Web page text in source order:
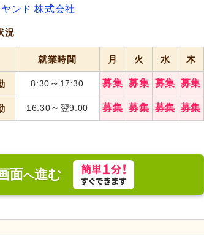
ンド 株式会社
況
就業時間 月 火 水 木
8:30 ～ 17:30 募集 募集 募集 募集
16:30～ 翌9:00 募集 募集 募集 募集
面へ進む